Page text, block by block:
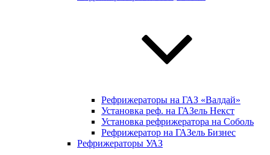
Рефрижераторы на ГАЗ «Валдай»
Установка реф. на ГАЗель Некст
Установка рефрижератора на Соболь
Рефрижератор на ГАЗель Бизнес
Рефрижераторы УАЗ